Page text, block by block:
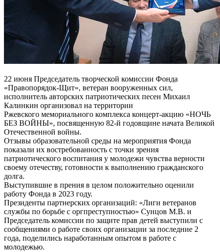
22 июня Председатель творческой комиссии Фонда
«Правопорядок-Щит», ветеран вооруженных сил,
исполнитель авторских патриотических песен Михаил
Калинкин организовал на территории
Ржевского мемориального комплекса концерт-акцию «НОЧЬ
БЕЗ ВОЙНЫ», посвященную 82-й годовщине начата Великой
Отечественной войны.
Отзывы образовательной среды на мероприятия Фонда
показали их востребованность с точки зрения
патриотического воспитания у молодежи чувства верности
своему отечеству, готовности к выполнению гражданского
долга.
Выступившие в прения в целом положительно оценили
работу Фонда в 2023 году.
Президенты партнерских организаций: «Лиги ветеранов
службы по борьбе с оргпреступностью» Сунцов М.В. и
Председатель комиссии по защите прав детей выступили с
сообщениями о работе своих организации за последние 2
года, поделились наработанным опытом в работе с
молодежью.